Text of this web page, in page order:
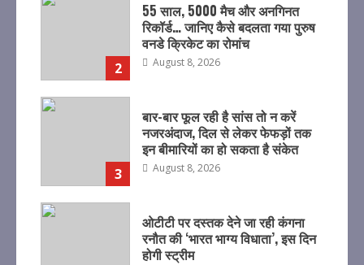
2
55 साल, 5000 मैच और अनगिनत
रिकॉर्ड… जानिए कैसे बदलता गया पुरुष
वनडे क्रिकेट का रोमांच
August 8, 2026
3
बार-बार फूल रही है सांस तो न करें
नजरअंदाज, दिल से लेकर फेफड़ों तक
इन बीमारियों का हो सकता है संकेत
August 8, 2026
ओटीटी पर दस्तक देने जा रही कंगना
रनौत की ‘भारत भाग्य विधाता’, इस दिन
होगी स्ट्रीम